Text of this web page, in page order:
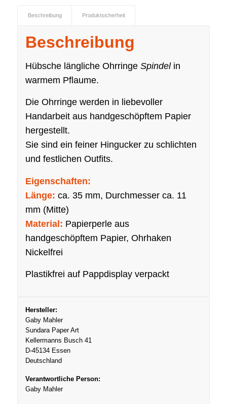
Beschreibung Produktsicherheit
Beschreibung
Hübsche längliche Ohrringe Spindelin
warmem Pflaume.
Die Ohrringe werden in liebevoller
Handarbeit aus handgeschöpftem Papier
hergestellt.
Sie sind ein feiner Hingucker zu schlichten
und festlichen Outfits.
Eigenschaften:
Länge: ca. 35 mm, Durchmesser ca. 11
mm (Mitte)
Material: Papierperle aus
handgeschöpftem Papier, Ohrhaken
Nickelfrei
Plastikfrei auf Pappdisplay verpackt
Hersteller:
Gaby Mahler
Sundara Paper Art
Kellermanns Busch 41
D-45134 Essen
Deutschland
Verantwortliche Person:
Gaby Mahler